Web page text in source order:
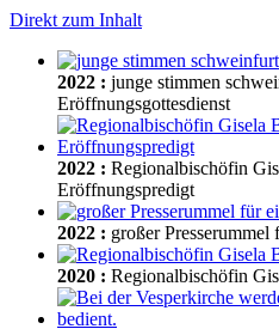
Direkt zum Inhalt
2022 : junge stimmen
Eröffnungsgottesdienst
2022 : Regionalbischöfin
Eröffnungspredigt
2022 : großer Presserummel
2020 : Regionalbischöfin